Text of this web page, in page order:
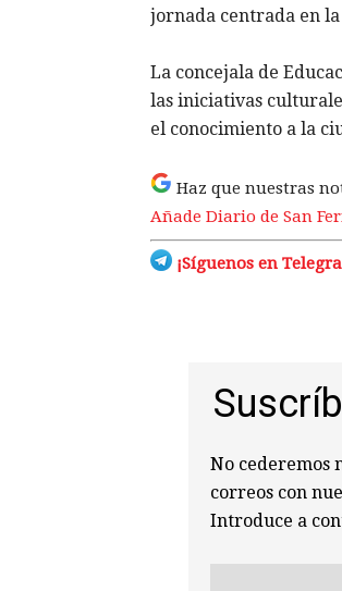
jornada centrada en
La concejala de
las iniciativas
el conocimiento a la
Haz que nuestras
Añade Diario de San
¡Síguenos en
No cederemos
correos con
Introduce a